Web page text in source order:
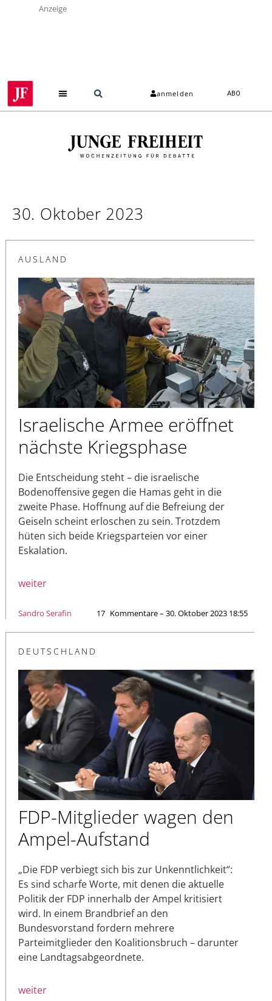
Anzeige
anmelden ABO
30. Oktober 2023
AUSLAND
Israelische Armee eröffnet
nächste Kriegsphase
Die Entscheidung steht – die israelische
Bodenoffensive gegen die Hamas geht in die
zweite Phase. Hoffnung auf die Befreiung der
Geiseln scheint erloschen zu sein. Trotzdem
hüten sich beide Kriegsparteien vor einer
Eskalation.
weiter
Sandro Serafin 17 Kommentare – 30. Oktober 2023 18:55
DEUTSCHLAND
FDP-Mitglieder wagen den
Ampel-Aufstand
„Die FDP verbiegt sich bis zur Unkenntlichkeit“:
Es sind scharfe Worte, mit denen die aktuelle
Politik der FDP innerhalb der Ampel kritisiert
wird. In einem Brandbrief an den
Bundesvorstand fordern mehrere
Parteimitglieder den Koalitionsbruch – darunter
eine Landtagsabgeordnete.
weiter